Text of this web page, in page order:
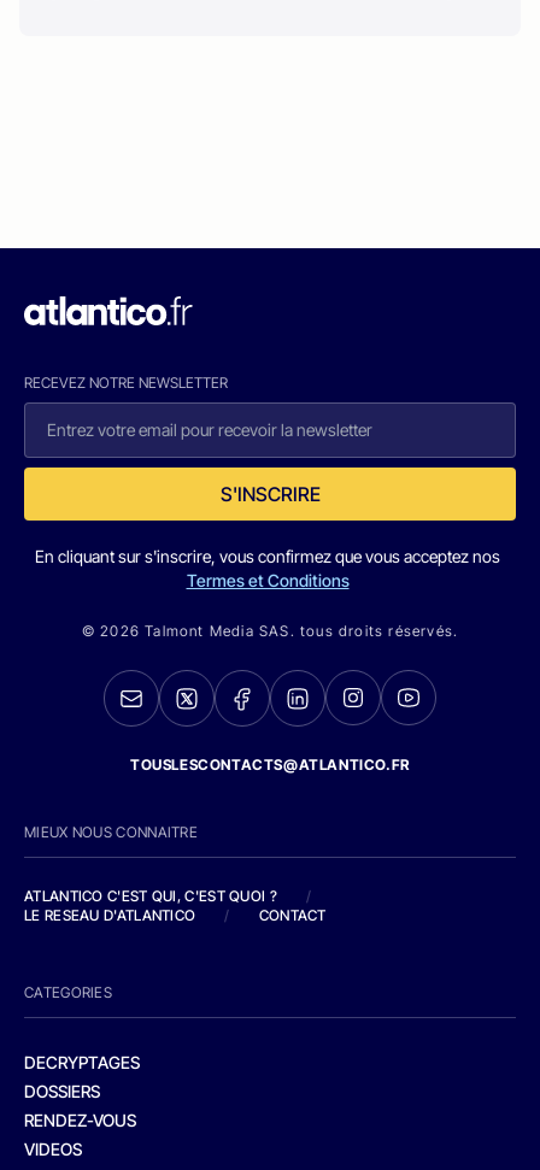
RECEVEZ NOTRE NEWSLETTER
S'INSCRIRE
En cliquant sur s'inscrire, vous confirmez que vous acceptez nos
Termes et Conditions
© 2026 Talmont Media SAS. tous droits réservés.
TOUSLESCONTACTS@ATLANTICO.FR
MIEUX NOUS CONNAITRE
ATLANTICO C'EST QUI, C'EST QUOI ?
/
LE RESEAU D'ATLANTICO
/ CONTACT
CATEGORIES
DECRYPTAGES
DOSSIERS
RENDEZ-VOUS
VIDEOS